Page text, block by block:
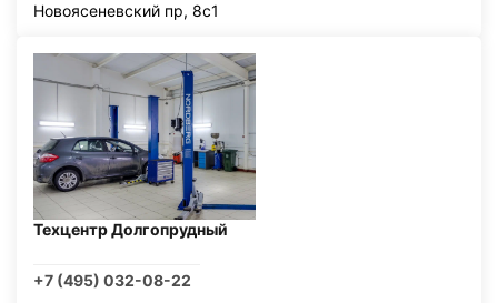
Новоясеневский пр, 8с1
Техцентр Долгопрудный
+7 (495) 032-08-22